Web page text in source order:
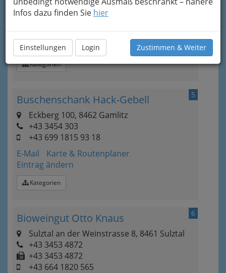
Infos dazu finden Sie hier
Einstellungen Login Zustimmen & Weiter
Kranach 46, 8462 Gamlitz
+43 3454 4687
Karte & Routenplaner
Eintrag ändern
Öffnungszeiten
Kategorien
5
Buschenschank Hack-Gebell
Eckberg 100, 8462 Gamlitz
+43 3454 303
+43 699 1815 93 18
E-Mail
Karte & Routenplaner
Eintrag ändern
Kategorien
6
Bioweingut Otto Knaus
Sulztal an der Weinstrasse 8, 8461 Sulztal
+43 3453 4872
+43 3453 4872
+43 664 1820 565